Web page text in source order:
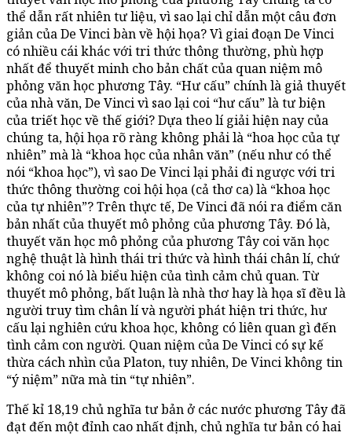
thể dẫn rất nhiên tư liệu, vì sao lại chỉ dẫn một câu đơn
giản của De Vinci bàn về hội họa? Vì giai đoạn De Vinci
có nhiều cái khác với tri thức thông thường, phù hợp
nhất để thuyết minh cho bản chất của quan niệm mô
phỏng văn học phương Tây. “Hư cấu” chính là giả thuyết
của nhà văn, De Vinci vì sao lại coi “hư cấu” là tư biện
của triết học về thế giới? Dựa theo lí giải hiện nay của
chúng ta, hội họa rõ ràng không phải là “hoa học của tự
nhiên” mà là “khoa học của nhân văn” (nếu như có thể
nói “khoa học”), vì sao De Vinci lại phải đi ngược với tri
thức thông thường coi hội họa (cả thơ ca) là “khoa học
của tự nhiên”? Trên thực tế, De Vinci đã nói ra điểm căn
bản nhất của thuyết mô phỏng của phương Tây. Đó là,
thuyết văn học mô phỏng của phương Tây coi văn học
nghệ thuật là hình thái tri thức và hình thái chân lí, chứ
không coi nó là biểu hiện của tình cảm chủ quan. Từ
thuyết mô phỏng, bất luận là nhà thơ hay là họa sĩ đều là
người truy tìm chân lí và người phát hiện tri thức, hư
cấu lại nghiên cứu khoa học, không có liên quan gì đến
tình cảm con người. Quan niệm của De Vinci có sự kế
thừa cách nhìn của Platon, tuy nhiên, De Vinci không tin
“ý niệm” nữa mà tin “tự nhiên”.
Thế kỉ 18,19 chủ nghĩa tư bản ở các nước phương Tây đã
đạt đến một đỉnh cao nhất định, chủ nghĩa tư bản có hai